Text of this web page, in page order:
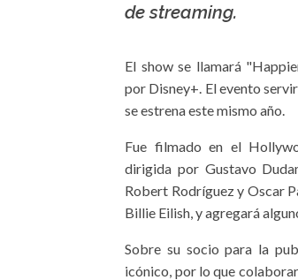
de streaming.
El show se llamará
por Disney+. El evento
se estrena este mismo año.
Fue filmado en el
dirigida por Gustavo
Robert Rodríguez y Oscar
Billie Eilish, y agregará
Sobre su socio para la
icónico, por lo que